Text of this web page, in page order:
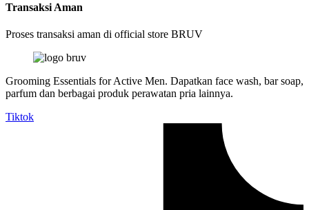
Transaksi Aman
Proses transaksi aman di official store BRUV
Grooming Essentials for Active Men. Dapatkan face wash, bar soap,
parfum dan berbagai produk perawatan pria lainnya.
Tiktok